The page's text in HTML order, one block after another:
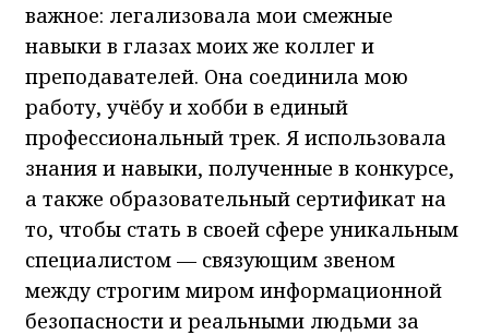
важное: легализовала мои смежные
навыки в глазах моих же коллег и
преподавателей. Она соединила мою
работу, учёбу и хобби в единый
профессиональный трек. Я использовала
знания и навыки, полученные в конкурсе,
а также образовательный сертификат на
то, чтобы стать в своей сфере уникальным
специалистом — связующим звеном
между строгим миром информационной
безопасности и реальными людьми за